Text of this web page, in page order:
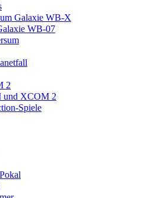
Galaxie WB-X
WB-07
2
XCOM 2
Spiele